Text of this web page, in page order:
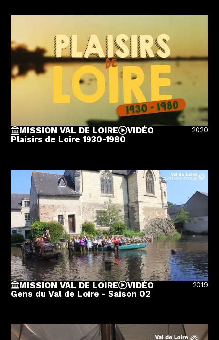
MISSION VAL DE LOIRE VIDÉO 2020
Plaisirs de Loire 1930-1980
MISSION VAL DE LOIRE VIDÉO 2019
Gens du Val de Loire - Saison 02